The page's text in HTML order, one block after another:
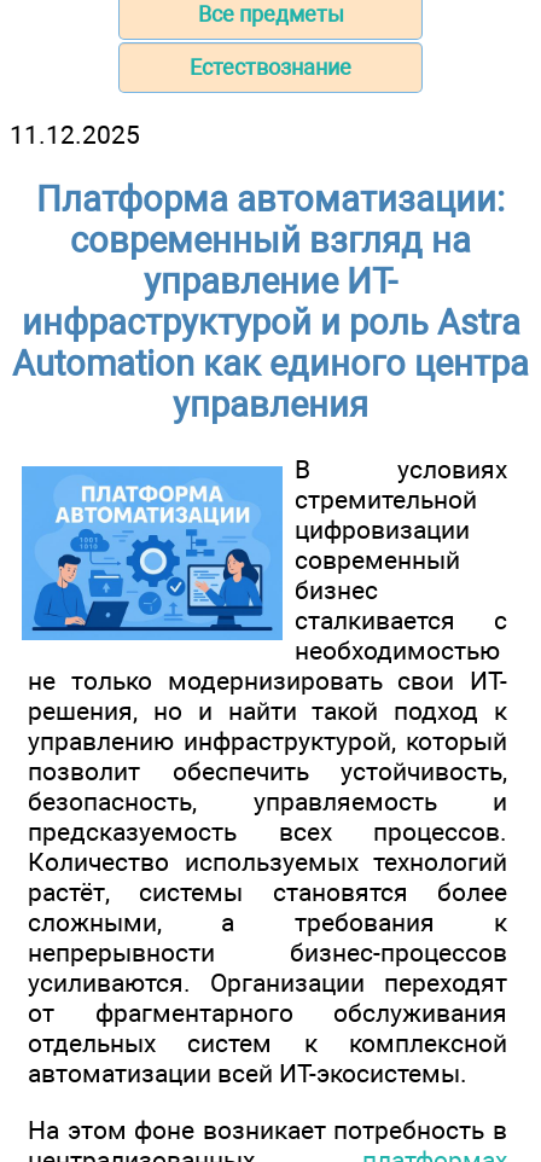
Все предметы
Естествознание
11.12.2025
Платформа автоматизации:
современный взгляд на
управление ИТ-
инфраструктурой и роль Astra
Automation как единого центра
управления
В условиях
стремительной
цифровизации
современный
бизнес
сталкивается с
необходимостью
не только модернизировать свои ИТ-
решения, но и найти такой подход к
управлению инфраструктурой, который
позволит обеспечить устойчивость,
безопасность, управляемость и
предсказуемость всех процессов.
Количество используемых технологий
растёт, системы становятся более
сложными, а требования к
непрерывности бизнес-процессов
усиливаются. Организации переходят
от фрагментарного обслуживания
отдельных систем к комплексной
автоматизации всей ИТ-экосистемы.
На этом фоне возникает потребность в